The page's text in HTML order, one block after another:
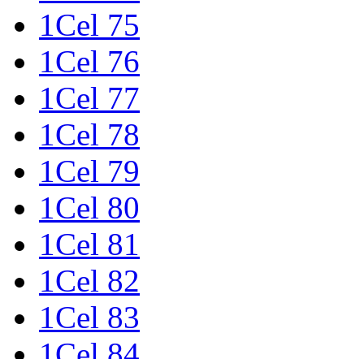
1Cel 75
1Cel 76
1Cel 77
1Cel 78
1Cel 79
1Cel 80
1Cel 81
1Cel 82
1Cel 83